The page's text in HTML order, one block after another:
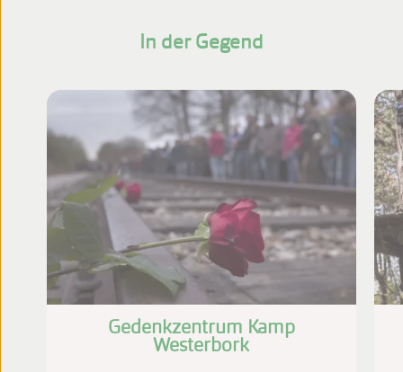
In der Gegend
Gedenkzentrum Kamp
Westerbork